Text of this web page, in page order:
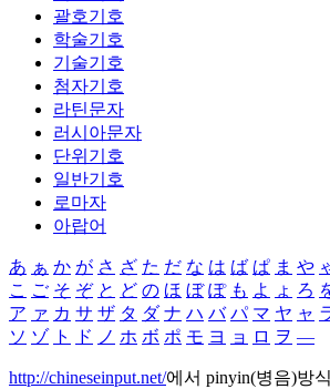
괄호기호
학술기호
기술기호
첨자기호
라틴문자
러시아문자
단위기호
일반기호
로마자
아랍어
あ ぁ か が さ ざ た だ な は ば ぱ ま や
こ ご そ ぞ と ど の ほ ぼ ぽ も よ ょ ろ
ア ァ カ サ ザ タ ダ ナ ハ バ パ マ ヤ ャ
ソ ゾ ト ド ノ ホ ボ ポ モ ヨ ョ ロ ヲ ―
http://chineseinput.net/에서 pinyin(병음)방